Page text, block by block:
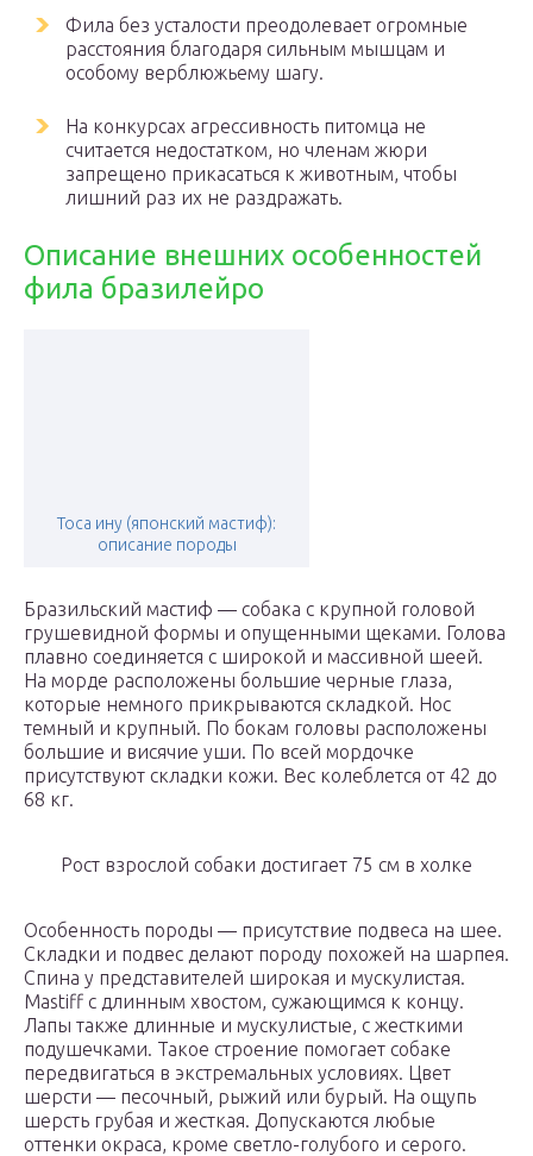
Фила без усталости преодолевает огромные
расстояния благодаря сильным мышцам и
особому верблюжьему шагу.
На конкурсах агрессивность питомца не
считается недостатком, но членам жюри
запрещено прикасаться к животным, чтобы
лишний раз их не раздражать.
Описание внешних особенностей
фила бразилейро
Тоса ину (японский мастиф):
описание породы
Бразильский мастиф — собака с крупной головой
грушевидной формы и опущенными щеками. Голова
плавно соединяется с широкой и массивной шеей.
На морде расположены большие черные глаза,
которые немного прикрываются складкой. Нос
темный и крупный. По бокам головы расположены
большие и висячие уши. По всей мордочке
присутствуют складки кожи. Вес колеблется от 42 до
68 кг.
Рост взрослой собаки достигает 75 см в холке
Особенность породы — присутствие подвеса на шее.
Складки и подвес делают породу похожей на шарпея.
Спина у представителей широкая и мускулистая.
Mastiff с длинным хвостом, сужающимся к концу.
Лапы также длинные и мускулистые, с жесткими
подушечками. Такое строение помогает собаке
передвигаться в экстремальных условиях. Цвет
шерсти — песочный, рыжий или бурый. На ощупь
шерсть грубая и жесткая. Допускаются любые
оттенки окраса, кроме светло-голубого и серого.